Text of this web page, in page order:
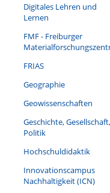
Digitales Lehren und
Lernen
FMF - Freiburger
FRIAS
Geographie
Geowissenschaften
Geschichte, Gesellschaft,
Politik
Hochschuldidaktik
Innovationscampus
Nachhaltigkeit (ICN)